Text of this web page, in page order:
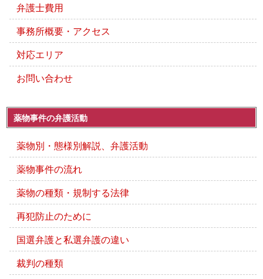
弁護士費用
事務所概要・アクセス
対応エリア
お問い合わせ
薬物事件の弁護活動
薬物別・態様別解説、弁護活動
薬物事件の流れ
薬物の種類・規制する法律
再犯防止のために
国選弁護と私選弁護の違い
裁判の種類